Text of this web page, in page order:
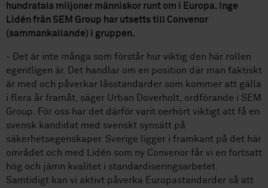
hundratals miljoner människor runt om i Europa. Inge
Lidén från SEM Group har utsetts till Convenor
(sammankallande) i gruppen.
- Det är inte många som förstår hur viktig den här rollen
egentligen är. Det handlar om en position där man faktiskt
är med och påverkar låsstandarder som kommer att gälla
i flera år framåt, säger Urban Doverholt, ordförande i SEM
Group. För oss har det därför varit oerhört viktigt att få en
svensk kandidat med svenskt synsätt på
säkerhetsegenskaper. Sverige ligger i framkant på det här
området och med Lidén som ny Convenor får vi en fortsatt
hög och jämn kvalitet i standardiseringsarbetet.
Samtidigt kan vi aktivt påverka Europastandarder så att